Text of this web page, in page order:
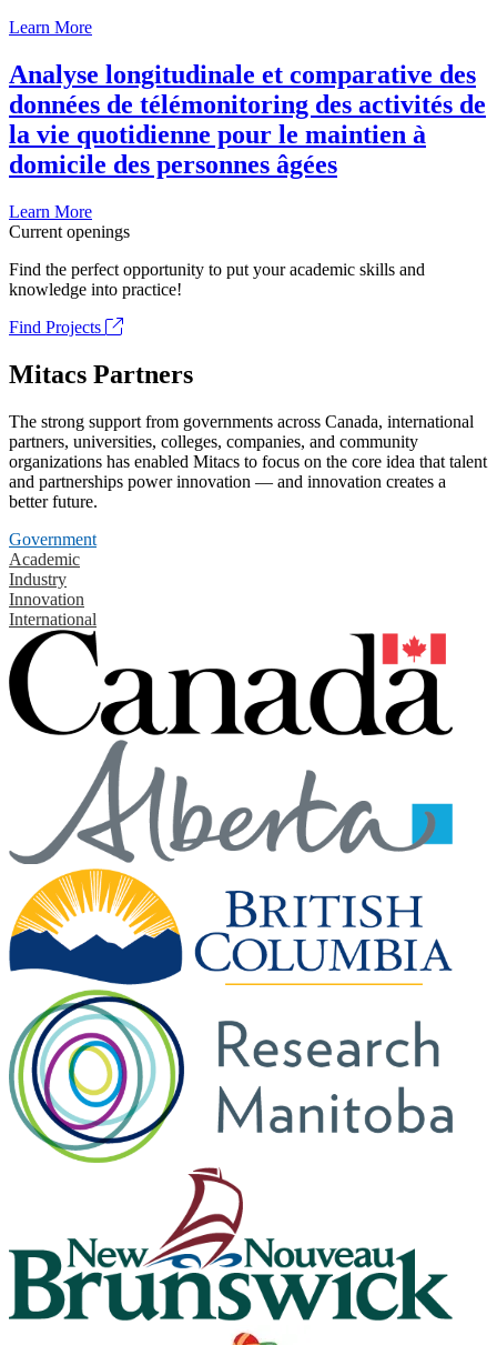
Learn More
Analyse longitudinale et comparative des
données de télémonitoring des activités de
la vie quotidienne pour le maintien à
domicile des personnes âgées
Learn More
Current openings
Find the perfect opportunity to put your academic skills and
knowledge into practice!
Find Projects
Mitacs Partners
The strong support from governments across Canada, international
partners, universities, colleges, companies, and community
organizations has enabled Mitacs to focus on the core idea that talent
and partnerships power innovation — and innovation creates a
better future.
Government
Academic
Industry
Innovation
International